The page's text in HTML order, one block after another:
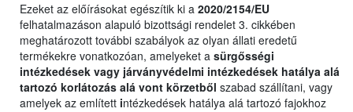
Ezeket az előírásokat egészítik ki a 2020/2154/EU
felhatalmazáson alapuló bizottsági rendelet 3. cikkében
meghatározott további szabályok az olyan állati eredetű
termékekre vonatkozóan, amelyeket a sürgősségi
intézkedések vagy járványvédelmi intézkedések hatálya alá
tartozó korlátozás alá vont körzetből szabad szállítani, vagy
amelyek az említett intézkedések hatálya alá tartozó fajokhoz